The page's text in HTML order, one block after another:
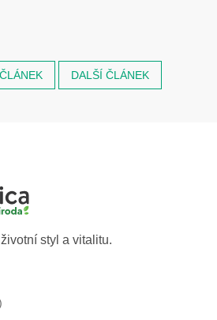
DALŠÍ ČLÁNEK
styl a vitalitu.